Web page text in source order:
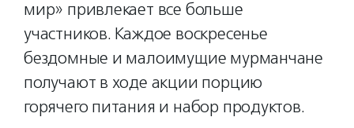
мир» привлекает все больше
участников. Каждое воскресенье
бездомные и малоимущие мурманчане
получают в ходе акции порцию
горячего питания и набор продуктов.